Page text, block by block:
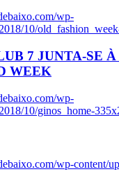
wp-
10/
7 JUNTA-SE
WEEK
wp-
10/ginos_home-
wp-content/